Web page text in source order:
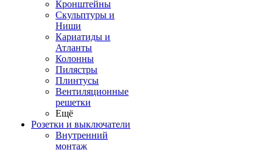
Кронштейны
Скульптуры и
Ниши
Кариатиды и
Атланты
Колонны
Пилястры
Плинтусы
Вентиляционные
решетки
Ещё
Розетки и выключатели
Внутренний
монтаж